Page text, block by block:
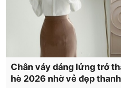
Chân váy dáng lửng trở
hè 2026 nhờ vẻ đẹp